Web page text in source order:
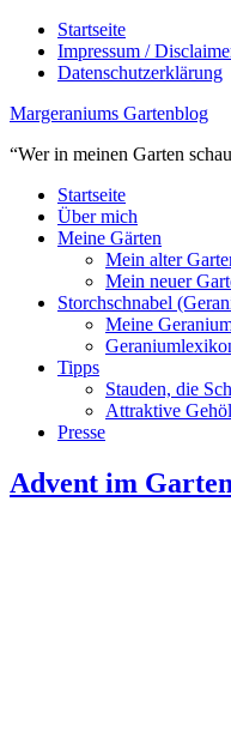
Startseite
Impressum /
Datenschutzerklärung
Margeraniums Gartenblog
“Wer in meinen Garten
Startseite
Über mich
Meine Gärten
Mein alter
Mein neuer
Storchschnabel
Meine
Tipps
Stauden, die
Attraktive
Presse
Advent im